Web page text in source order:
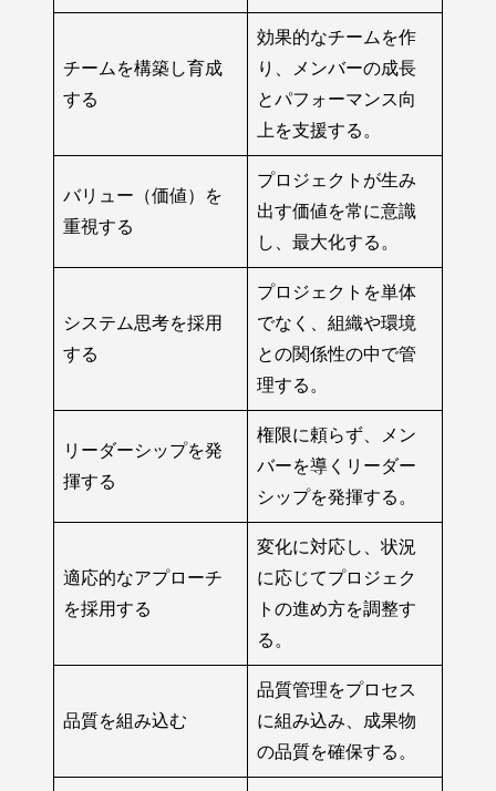
チームを構築し育成
する
効果的なチームを作
り、メンバーの成長
とパフォーマンス向
上を支援する。
バリュー（価値）を
重視する
プロジェクトが生み
出す価値を常に意識
し、最大化する。
システム思考を採用
する
プロジェクトを単体
でなく、組織や環境
との関係性の中で管
理する。
リーダーシップを発
揮する
権限に頼らず、メン
バーを導くリーダー
シップを発揮する。
適応的なアプローチ
を採用する
変化に対応し、状況
に応じてプロジェク
トの進め方を調整す
る。
品質を組み込む
品質管理をプロセス
に組み込み、成果物
の品質を確保する。